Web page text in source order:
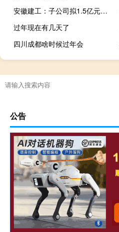
安徽建工：子公司拟1.5亿元在合肥设项目公司投建蜀山产业园项目
过年现在有几天了
四川成都啥时候过年会
公告